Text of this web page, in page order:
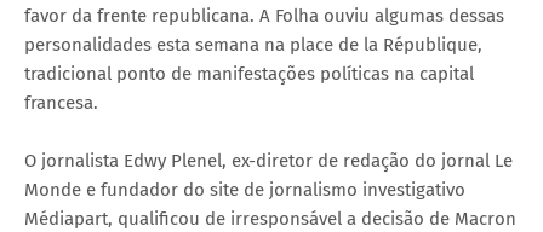
favor da frente republicana. A Folha ouviu algumas dessas
personalidades esta semana na place de la République,
tradicional ponto de manifestações políticas na capital
francesa.
O jornalista Edwy Plenel, ex-diretor de redação do jornal Le
Monde e fundador do site de jornalismo investigativo
Médiapart, qualificou de irresponsável a decisão de Macron